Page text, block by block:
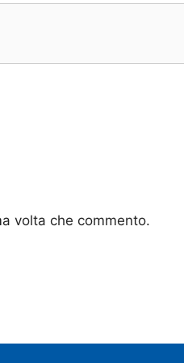
volta che commento.